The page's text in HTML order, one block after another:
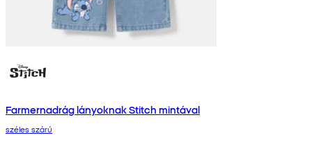
Farmernadrág lányoknak Stitch mintával
széles szárú